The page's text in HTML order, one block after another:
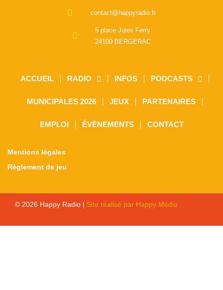
contact@happyradio.fr
5 place Jules Ferry
24100 BERGERAC
ACCUEIL RADIO INFOS PODCASTS
MUNICIPALES 2026 JEUX PARTENAIRES
EMPLOI ÉVÈNEMENTS CONTACT
Mentions légales
Règlement de jeu
© 2026 Happy Radio | Site réalisé par Happy Média